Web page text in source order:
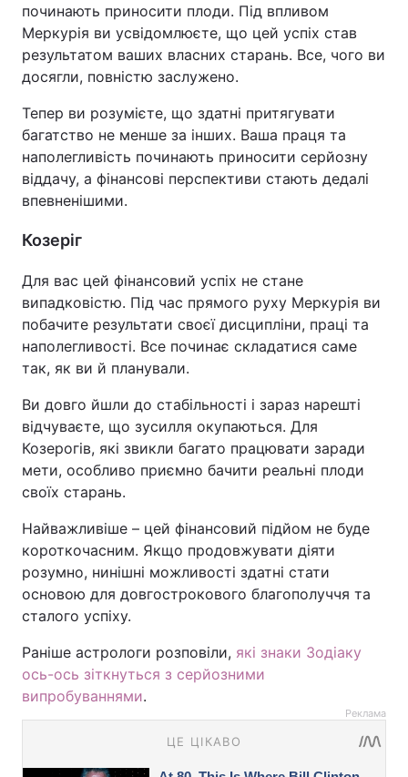
починають приносити плоди. Під впливом
Меркурія ви усвідомлюєте, що цей успіх став
результатом ваших власних старань. Все, чого ви
досягли, повністю заслужено.
Тепер ви розумієте, що здатні притягувати
багатство не менше за інших. Ваша праця та
наполегливість починають приносити серйозну
віддачу, а фінансові перспективи стають дедалі
впевненішими.
Козеріг
Для вас цей фінансовий успіх не стане
випадковістю. Під час прямого руху Меркурія ви
побачите результати своєї дисципліни, праці та
наполегливості. Все починає складатися саме
так, як ви й планували.
Ви довго йшли до стабільності і зараз нарешті
відчуваєте, що зусилля окупаються. Для
Козерогів, які звикли багато працювати заради
мети, особливо приємно бачити реальні плоди
своїх старань.
Найважливіше – цей фінансовий підйом не буде
короткочасним. Якщо продовжувати діяти
розумно, нинішні можливості здатні стати
основою для довгострокового благополуччя та
сталого успіху.
Раніше астрологи розповіли, які знаки Зодіаку
ось-ось зіткнуться з серйозними
випробуваннями.
Реклама